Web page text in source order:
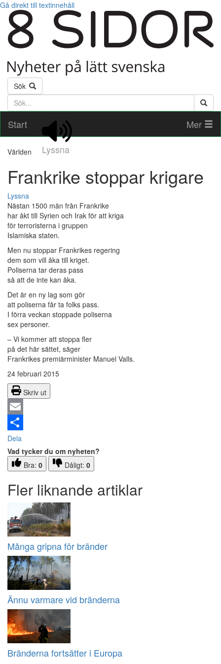
Gå direkt till textinnehåll
Sök
Söktext
Start
Lyssna
Mer
Världen
Frankrike stoppar krigare
Lyssna
Nästan 1500 män från Frankrike
har åkt till Syrien och Irak för att kriga
för terroristerna i gruppen
Islamiska staten.
Men nu stoppar Frankrikes regering
dem som vill åka till kriget.
Poliserna tar deras pass
så att de inte kan åka.
Det är en ny lag som gör
att poliserna får ta folks pass.
I förra veckan stoppade poliserna
sex personer.
– Vi kommer att stoppa fler
på det här sättet, säger
Frankrikes premiärminister Manuel Valls.
24 februari 2015
Skriv ut
Email
Dela
Vad tycker du om nyheten?
Bra: 0 Dåligt: 0
Fler liknande artiklar
Många gripna för bränder
Ännu varmare vid bränderna
Bränderna fortsätter i Europa